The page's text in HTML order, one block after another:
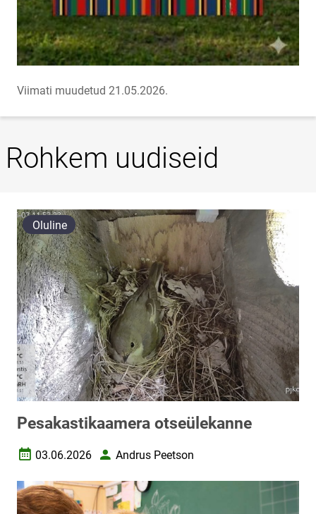
Viimati muudetud 21.05.2026.
Rohkem uudiseid
Oluline
Pesakastikaamera otseülekanne
Loomise kuupäev
03.06.2026 AutorAndrus Peetson